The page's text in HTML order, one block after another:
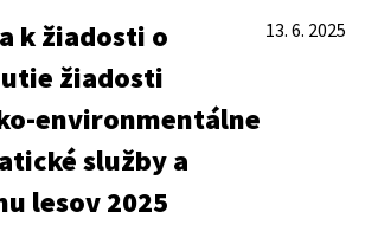
k žiadosti o
žiadosti
environmentálne
služby a
lesov 2025
13. 6. 2025